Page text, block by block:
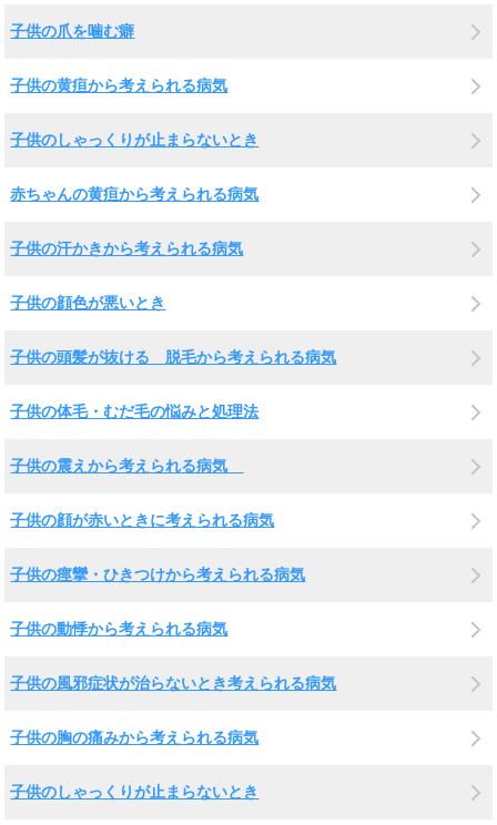
子供の爪を噛む癖
子供の黄疸から考えられる病気
子供のしゃっくりが止まらないとき
赤ちゃんの黄疸から考えられる病気
子供の汗かきから考えられる病気
子供の顔色が悪いとき
子供の頭髪が抜ける 脱毛から考えられる病気
子供の体毛・むだ毛の悩みと処理法
子供の震えから考えられる病気
子供の顔が赤いときに考えられる病気
子供の痙攣・ひきつけから考えられる病気
子供の動悸から考えられる病気
子供の風邪症状が治らないとき考えられる病気
子供の胸の痛みから考えられる病気
子供のしゃっくりが止まらないとき